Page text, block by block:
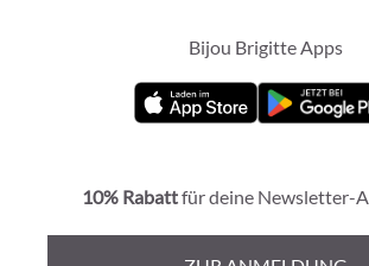
Bijou Brigitte Apps
10% Rabattfür deine Newsletter-